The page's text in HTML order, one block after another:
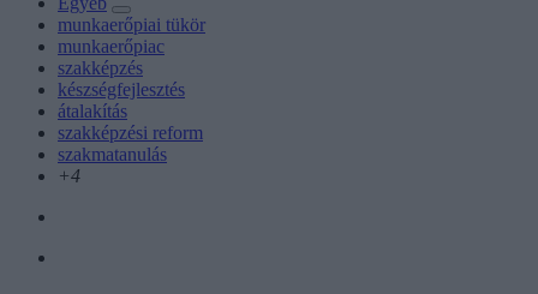
munkaerőpiai tükör
munkaerőpiac
szakképzés
készségfejlesztés
átalakítás
szakképzési reform
szakmatanulás
+4